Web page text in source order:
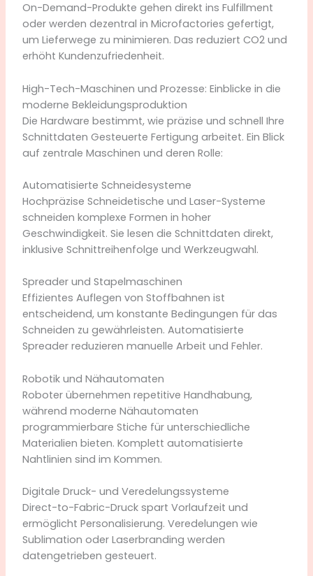
On-Demand-Produkte gehen direkt ins Fulfillment
oder werden dezentral in Microfactories gefertigt,
um Lieferwege zu minimieren. Das reduziert CO2 und
erhöht Kundenzufriedenheit.
High-Tech-Maschinen und Prozesse: Einblicke in die
moderne Bekleidungsproduktion
Die Hardware bestimmt, wie präzise und schnell Ihre
Schnittdaten Gesteuerte Fertigung arbeitet. Ein Blick
auf zentrale Maschinen und deren Rolle:
Automatisierte Schneidesysteme
Hochpräzise Schneidetische und Laser-Systeme
schneiden komplexe Formen in hoher
Geschwindigkeit. Sie lesen die Schnittdaten direkt,
inklusive Schnittreihenfolge und Werkzeugwahl.
Spreader und Stapelmaschinen
Effizientes Auflegen von Stoffbahnen ist
entscheidend, um konstante Bedingungen für das
Schneiden zu gewährleisten. Automatisierte
Spreader reduzieren manuelle Arbeit und Fehler.
Robotik und Nähautomaten
Roboter übernehmen repetitive Handhabung,
während moderne Nähautomaten
programmierbare Stiche für unterschiedliche
Materialien bieten. Komplett automatisierte
Nahtlinien sind im Kommen.
Digitale Druck- und Veredelungssysteme
Direct-to-Fabric-Druck spart Vorlaufzeit und
ermöglicht Personalisierung. Veredelungen wie
Sublimation oder Laserbranding werden
datengetrieben gesteuert.